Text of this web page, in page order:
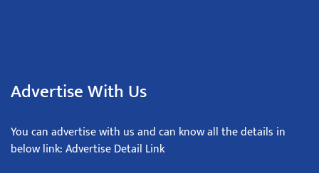
Advertise With Us
You can advertise with us and can know all the details in
below link: Advertise Detail Link